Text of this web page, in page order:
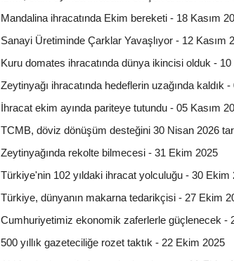
Mandalina ihracatında Ekim bereketi - 18 Kasım
Sanayi Üretiminde Çarklar Yavaşlıyor - 12 Kasım
Kuru domates ihracatında dünya ikincisi olduk - 10
Zeytinyağı ihracatında hedeflerin uzağında kaldık
İhracat ekim ayında pariteye tutundu - 05 Kasım
TCMB, döviz dönüşüm desteğini 30 Nisan 2026
Zeytinyağında rekolte bilmecesi - 31 Ekim 2025
Türkiye'nin 102 yıldaki ihracat yolculuğu - 30 Ekim
Türkiye, dünyanın makarna tedarikçisi - 27 Ekim
Cumhuriyetimiz ekonomik zaferlerle güçlenecek -
500 yıllık gazeteciliğe rozet taktık - 22 Ekim 2025